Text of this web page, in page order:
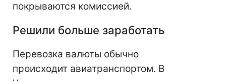
покрываются комиссией.
Решили больше заработать
Перевозка валюты обычно
происходит авиатранспортом. В